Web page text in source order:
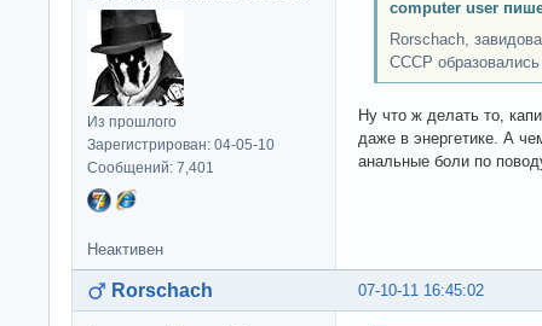
Из прошлого
Зарегистрирован: 04-05-10
Сообщений: 7,401
computer user
Rorschach,
СССР образовались
Ну что ж делать то,
даже в энергетике. А
анальные боли по
Неактивен
07-10-11 16:45:02
Rorschach